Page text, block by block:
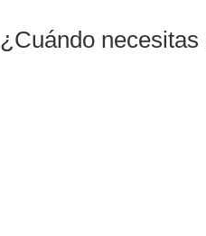
¿Cuándo